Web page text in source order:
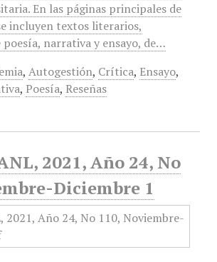
En las páginas principales de
incluyen textos literarios,
narrativa y ensayo, de…
, Autogestión, Crítica, Ensayo,
, Poesía, Reseñas
2021, Año 24, No
Diciembre 1